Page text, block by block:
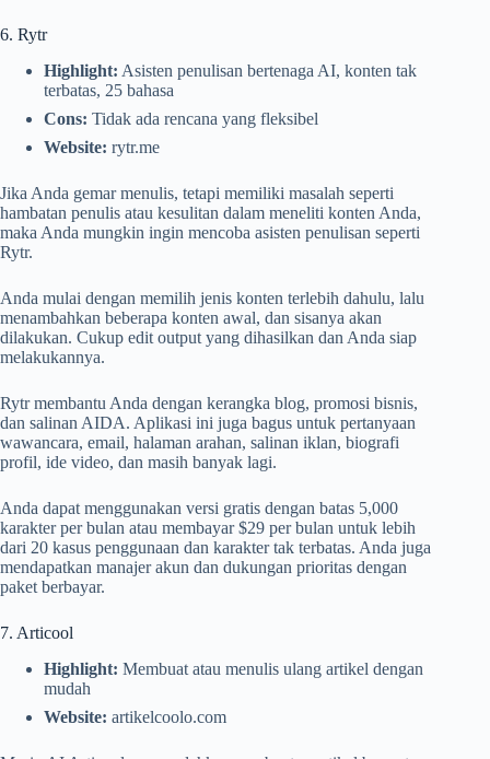
6. Rytr
Highlight: Asisten penulisan bertenaga AI, konten tak
terbatas, 25 bahasa
Cons: Tidak ada rencana yang fleksibel
Website: rytr.me
Jika Anda gemar menulis, tetapi memiliki masalah seperti
hambatan penulis atau kesulitan dalam meneliti konten Anda,
maka Anda mungkin ingin mencoba asisten penulisan seperti
Rytr.
Anda mulai dengan memilih jenis konten terlebih dahulu, lalu
menambahkan beberapa konten awal, dan sisanya akan
dilakukan. Cukup edit output yang dihasilkan dan Anda siap
melakukannya.
Rytr membantu Anda dengan kerangka blog, promosi bisnis,
dan salinan AIDA. Aplikasi ini juga bagus untuk pertanyaan
wawancara, email, halaman arahan, salinan iklan, biografi
profil, ide video, dan masih banyak lagi.
Anda dapat menggunakan versi gratis dengan batas 5,000
karakter per bulan atau membayar $29 per bulan untuk lebih
dari 20 kasus penggunaan dan karakter tak terbatas. Anda juga
mendapatkan manajer akun dan dukungan prioritas dengan
paket berbayar.
7. Articool
Highlight: Membuat atau menulis ulang artikel dengan
mudah
Website: artikelcoolo.com